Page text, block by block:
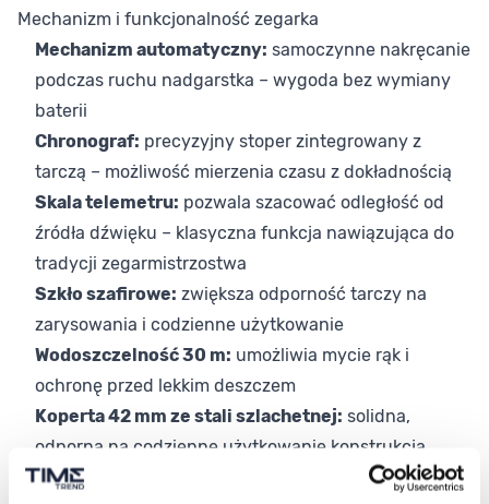
Mechanizm i funkcjonalność zegarka
Mechanizm automatyczny: samoczynne nakręcanie
podczas ruchu nadgarstka – wygoda bez wymiany
baterii
Chronograf: precyzyjny stoper zintegrowany z
tarczą – możliwość mierzenia czasu z dokładnością
Skala telemetru: pozwala szacować odległość od
źródła dźwięku – klasyczna funkcja nawiązująca do
tradycji zegarmistrzostwa
Szkło szafirowe: zwiększa odporność tarczy na
zarysowania i codzienne użytkowanie
Wodoszczelność 30 m: umożliwia mycie rąk i
ochronę przed lekkim deszczem
Koperta 42 mm ze stali szlachetnej: solidna,
odporna na codzienne użytkowanie konstrukcja
Wybór dopasowany do Twojego stylu